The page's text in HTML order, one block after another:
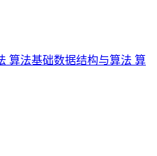
算法基础数据结构与算法 算